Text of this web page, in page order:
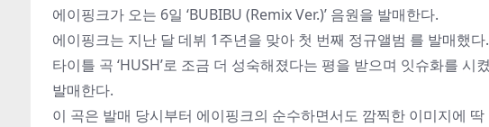
에이핑크가 오는 6일 ‘BUBIBU (Remix Ver.)’ 음원을 발매한다.
에이핑크는 지난 달 데뷔 1주년을 맞아 첫 번째 정규앨범 를 발매했다.
타이틀 곡 ‘HUSH’로 조금 더 성숙해졌다는 평을 받으며 잇슈화를 시
발매한다.
이 곡은 발매 당시부터 에이핑크의 순수하면서도 깜찍한 이미지에